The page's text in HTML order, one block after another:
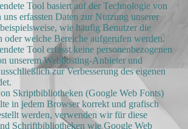
Tool basiert auf der Technologie von
erfassten Daten zur Nutzung unserer
wie häufig Benutzer die
oder welche Bereiche aufgerufen werden.
Tool erfasst keine personenbezogenen
unserem Webhosting-Anbieter und
zur Verbesserung des eigenen
Skriptbibliotheken (Google Web Fonts)
in jedem Browser korrekt und grafisch
werden, verwenden wir für diese
Schriftbibliotheken wie Google Web